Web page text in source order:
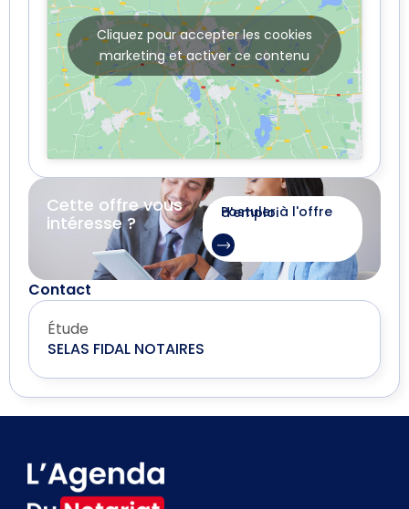
Cliquez pour accepter les cookies
marketing et activer ce contenu
Cette offre vous
intéresse ?
Postuler à l'offre d'emploi
Contact
Étude
SELAS FIDAL NOTAIRES